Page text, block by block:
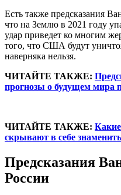
Есть также предсказания
что на Землю в 2021 году
удар приведет ко многим
того, что США будут
наверняка нельзя.
ЧИТАЙТЕ ТАКЖЕ:
прогнозы о будущем мира
ЧИТАЙТЕ ТАКЖЕ:
скрывают в себе
Предсказания
России